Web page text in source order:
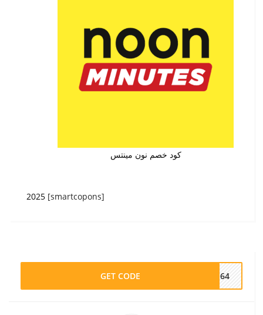
كود خصم نون مينتس
2025 [smartcopons]
GET CODE N164